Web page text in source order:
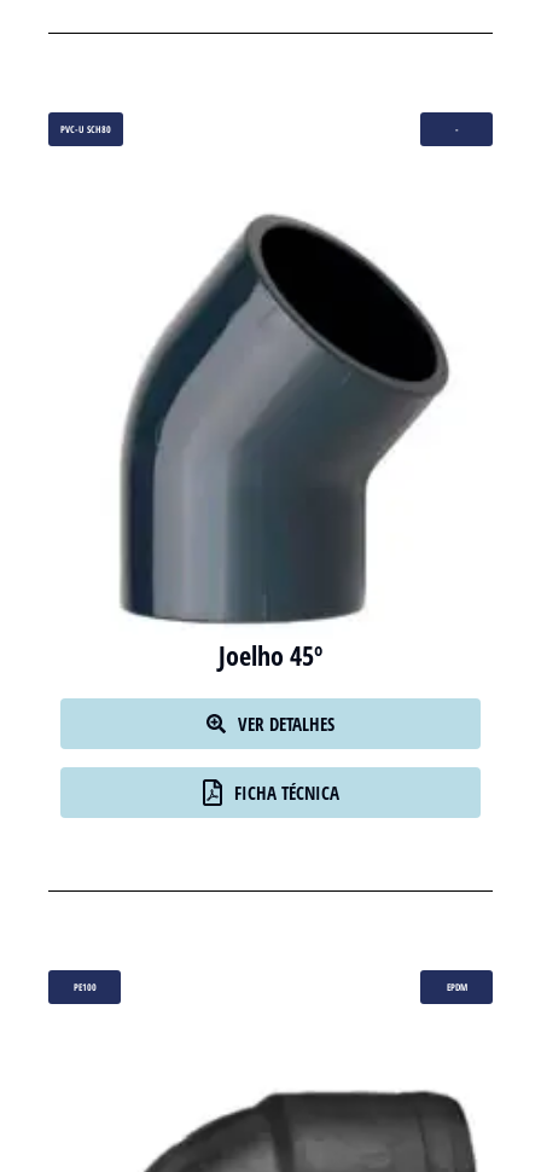
PVC-U SCH80
Joelho 45º
VER DETALHES
FICHA TÉCNICA
PE100 EPDM